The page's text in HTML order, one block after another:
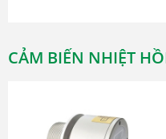
CẢM BIẾN NHIỆT